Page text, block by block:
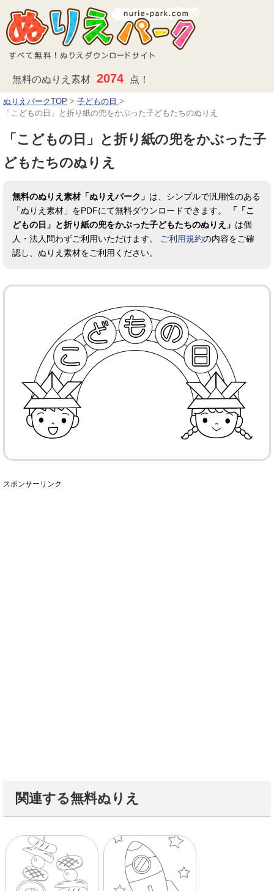
無料のぬりえ素材 2074 点！
ぬりえパークTOP > 子どもの日 >
「こどもの日」と折り紙の兜をかぶった子どもたちのぬりえ
「こどもの日」と折り紙の兜をかぶった子
どもたちのぬりえ
無料のぬりえ素材「ぬりえパーク」 は、シンプルで汎用性のある
「ぬりえ素材」をPDFにて無料ダウンロードできます。
「「こ
どもの日」と折り紙の兜をかぶった子どもたちのぬりえ」 は個
人・法人問わずご利用いただけます。
ご利用規約の内容をご確
認し、ぬりえ素材をご利用ください。
スポンサーリンク
関連する無料ぬりえ